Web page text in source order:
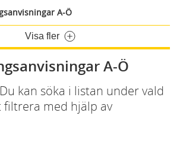
A-Ö
Visa fler
A-Ö
kan söka i listan under vald
filtrera med hjälp av